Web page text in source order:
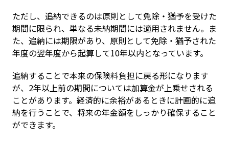
ただし、追納できるのは原則として免除・猶予を受けた
期間に限られ、単なる未納期間には適用されません。ま
た、追納には期限があり、原則として免除・猶予された
年度の翌年度から起算して10年以内となっています。
追納することで本来の保険料負担に戻る形になります
が、2年以上前の期間については加算金が上乗せされる
ことがあります。経済的に余裕があるときに計画的に追
納を行うことで、将来の年金額をしっかり確保すること
ができます。